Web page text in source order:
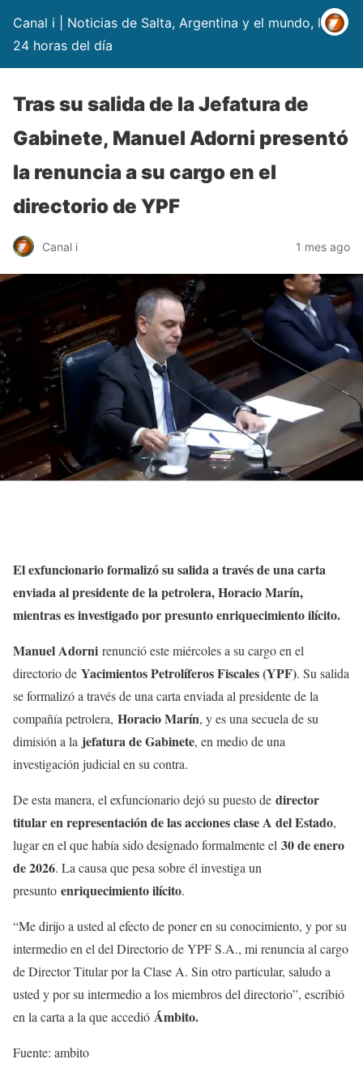
Canal i | Noticias de Salta, Argentina y el mundo, las
24 horas del día
Tras su salida de la Jefatura de
Gabinete, Manuel Adorni presentó
la renuncia a su cargo en el
directorio de YPF
Canal i 1 mes ago
El exfuncionario formalizó su salida a través de una carta
enviada al presidente de la petrolera, Horacio Marín,
mientras es investigado por presunto enriquecimiento ilícito.
Manuel Adorni renunció este miércoles a su cargo en el
directorio de Yacimientos Petrolíferos Fiscales (YPF). Su salida
se formalizó a través de una carta enviada al presidente de la
compañía petrolera, Horacio Marín, y es una secuela de su
dimisión a la jefatura de Gabinete, en medio de una
investigación judicial en su contra.
De esta manera, el exfuncionario dejó su puesto de director
titular en representación de las acciones clase A del Estado,
lugar en el que había sido designado formalmente el 30 de enero
de 2026. La causa que pesa sobre él investiga un
presunto enriquecimiento ilícito.
“Me dirijo a usted al efecto de poner en su conocimiento, y por su
intermedio en el del Directorio de YPF S.A., mi renuncia al cargo
de Director Titular por la Clase A. Sin otro particular, saludo a
usted y por su intermedio a los miembros del directorio”, escribió
en la carta a la que accedió Ámbito.
Fuente: ambito